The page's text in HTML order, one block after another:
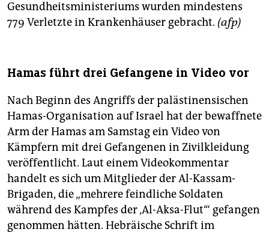
Gesundheitsministeriums wurden mindestens
779 Verletzte in Krankenhäuser gebracht. (afp)
Hamas führt drei Gefangene in Video vor
Nach Beginn des Angriffs der palästinensischen
Hamas-Organisation auf Israel hat der bewaffnete
Arm der Hamas am Samstag ein Video von
Kämpfern mit drei Gefangenen in Zivilkleidung
veröffentlicht. Laut einem Videokommentar
handelt es sich um Mitglieder der Al-Kassam-
Brigaden, die „mehrere feindliche Soldaten
während des Kampfes der ‚Al-Aksa-Flut‘“ gefangen
genommen hätten. Hebräische Schrift im